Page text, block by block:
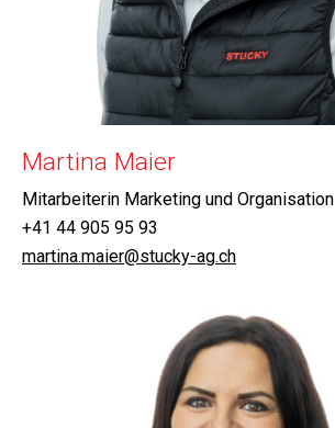
Martina Maier
Mitarbeiterin Marketing und Organisation
+41 44 905 95 93
martina.maier@stucky-ag.ch